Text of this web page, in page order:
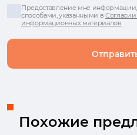
Предоставление мне информации,
способами, указанными в
информационных материалов
Похожие